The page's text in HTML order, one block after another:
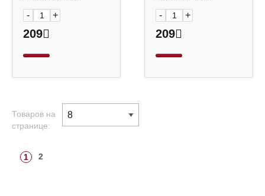
- +
209
- +
209
Товаров на
странице:
1 2